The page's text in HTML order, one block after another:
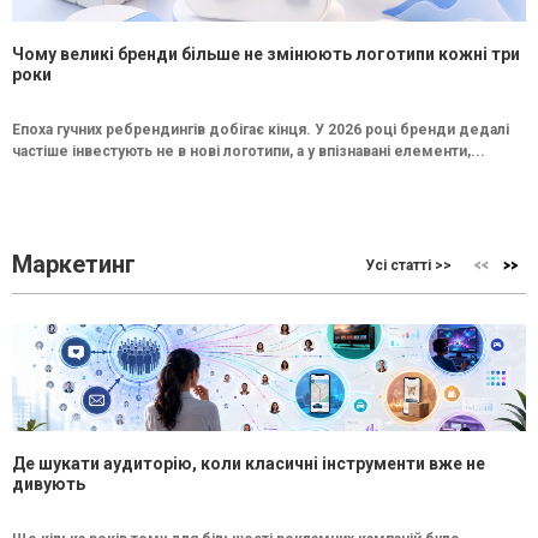
Чому великі бренди більше не змінюють логотипи кожні три
роки
Епоха гучних ребрендингів добігає кінця. У 2026 році бренди дедалі
частіше інвестують не в нові логотипи, а у впізнавані елементи,...
Маркетинг Усі статті >>
Де шукати аудиторію, коли класичні інструменти вже не
дивують